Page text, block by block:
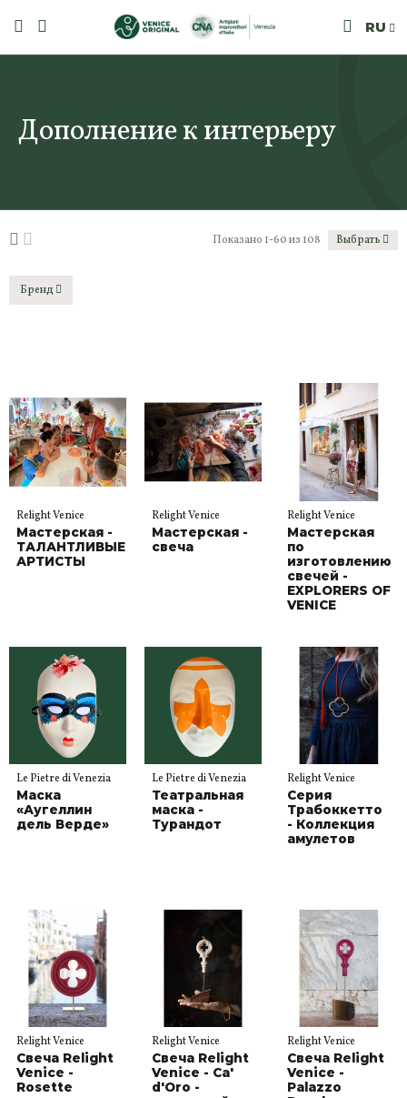
RU
Дополнение к интерьеру
Показано 1-60 из 108 Выбрать
Бренд
Relight Venice
Мастерская -
ТАЛАНТЛИВЫЕ
АРТИСТЫ
Relight Venice
Мастерская -
свеча
Relight Venice
Мастерская
по
изготовлению
свечей -
EXPLORERS OF
VENICE
Le Pietre di Venezia
Маска
«Аугеллин
дель Верде»
Le Pietre di Venezia
Театральная
маска -
Турандот
Relight Venice
Серия
Трабоккетто
- Коллекция
амулетов
Relight Venice
Свеча Relight
Venice -
Rosette
Relight Venice
Свеча Relight
Venice - Ca'
d'Oro -
Relight Venice
Свеча Relight
Venice -
Palazzo